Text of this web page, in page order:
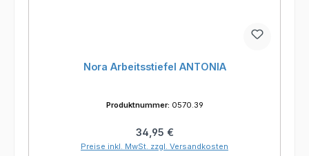
Nora Arbeitsstiefel ANTONIA
Produktnummer: 0570.39
Regulärer Preis:
34,95 €
Preise inkl. MwSt. zzgl. Versandkosten